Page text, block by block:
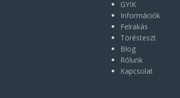
GYIK
Információk
Felrakás
Törésteszt
Blog
Rólunk
Kapcsolat